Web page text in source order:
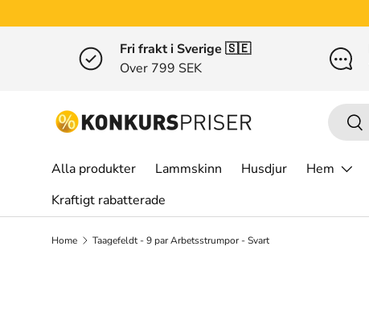
Gå till innehållet
Fri frakt i Sverige 🇸🇪
Over 799 SEK
Sök
Sök
Alla produkter Lammskinn Husdjur Hem
Kraftigt rabatterade
Home Taagefeldt - 9 par Arbetsstrumpor - Svart